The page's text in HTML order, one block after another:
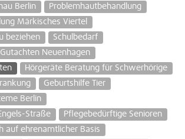
Berlin
Problemhautbehandlung
Märkisches Viertel
beziehen
Schulbedarf
Neuenhagen
Hörgeräte Beratung für Schwerhörige
Geburtshilfe Tier
Berlin
Straße
Pflegebedürftige Senioren
auf ehrenamtlicher Basis